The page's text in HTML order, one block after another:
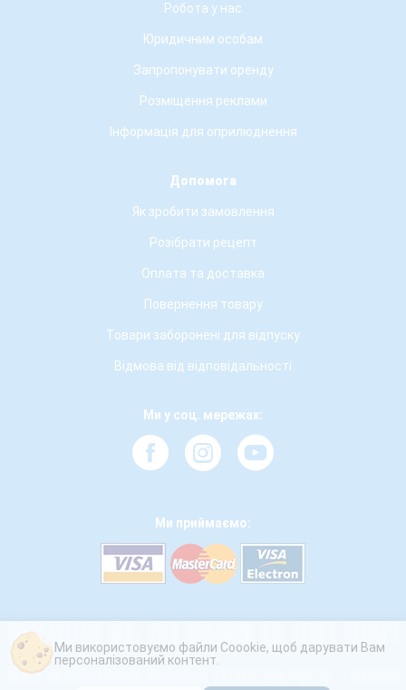
Робота у нас
Юридичним особам
Запропонувати оренду
Розміщення реклами
Інформація для оприлюднення
Допомога
Як зробити замовлення
Розібрати рецепт
Оплата та доставка
Повернення товару
Товари заборонені для відпуску
Відмова від відповідальності
Ми у соц. мережах:
Ми приймаємо:
Ми використовуємо файли Coookie, щоб дарувати Вам
персоналізований контент.